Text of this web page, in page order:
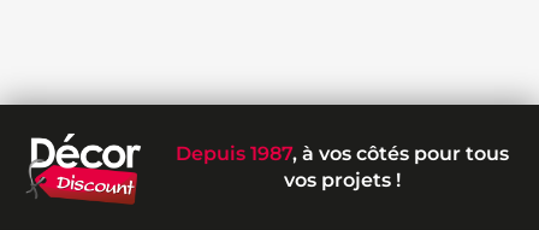
Depuis 1987, à vos côtés pour tous
vos projets !